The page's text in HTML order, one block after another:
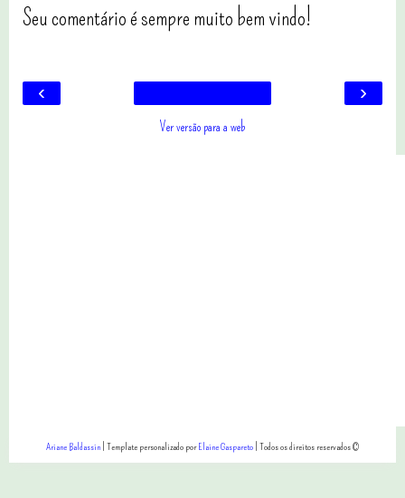
Seu comentário é sempre muito bem vindo!
‹ ›
Ver versão para a web
Ariane Baldassin| Template personalizado porElaine Gaspareto| Todos os direitos reservados ©